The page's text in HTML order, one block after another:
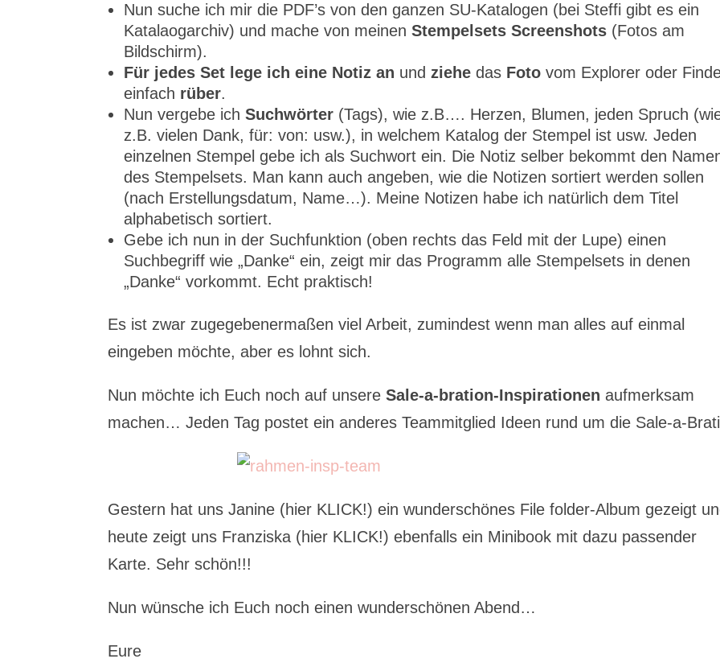
Nun suche ich mir die PDF’s von den ganzen SU-Katalogen (bei Steffi gibt es ein
Katalaogarchiv) und mache von meinenStempelsets Screenshots (Fotos am
Bildschirm).
Für jedes Set lege ich eine Notiz an undziehe das Foto vom Explorer oder
einfach rüber.
Nun vergebe ichSuchwörter (Tags), wie z.B…. Herzen, Blumen, jeden Spruch
z.B. vielen Dank, für: von: usw.), in welchem Katalog der Stempel ist usw. Jeden
einzelnen Stempel gebe ich als Suchwort ein. Die Notiz selber bekommt den
des Stempelsets. Man kann auch angeben, wie die Notizen sortiert werden sollen
(nach Erstellungsdatum, Name…). Meine Notizen habe ich natürlich dem Titel
alphabetisch sortiert.
Gebe ich nun in der Suchfunktion (oben rechts das Feld mit der Lupe) einen
Suchbegriff wie „Danke“ ein, zeigt mir das Programm alle Stempelsets in denen
„Danke“ vorkommt. Echt praktisch!
Es ist zwar zugegebenermaßen viel Arbeit, zumindest wenn man alles auf einmal
eingeben möchte, aber es lohnt sich.
Nun möchte ich Euch noch auf unsereSale-a-bration-Inspirationen aufmerksam
machen… Jeden Tag postet ein anderes Teammitglied Ideen rund um die Sale-a-
Gestern hat uns Janine (hier KLICK!) ein wunderschönes File folder-Album gezeigt
heute zeigt uns Franziska (hier KLICK!) ebenfalls ein Minibook mit dazu passender
Karte. Sehr schön!!!
Nun wünsche ich Euch noch einen wunderschönen Abend…
Eure